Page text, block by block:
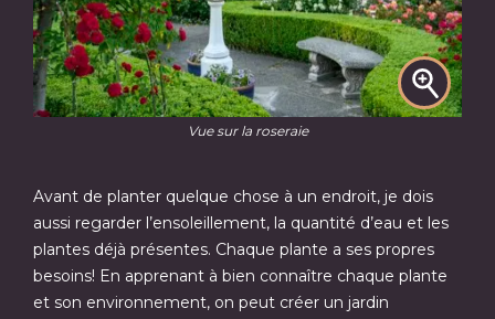
Vue sur la roseraie
Avant de planter quelque chose à un endroit, je dois
aussi regarder l’ensoleillement, la quantité d’eau et les
plantes déjà présentes. Chaque plante a ses propres
besoins! En apprenant à bien connaître chaque plante
et son environnement, on peut créer un jardin